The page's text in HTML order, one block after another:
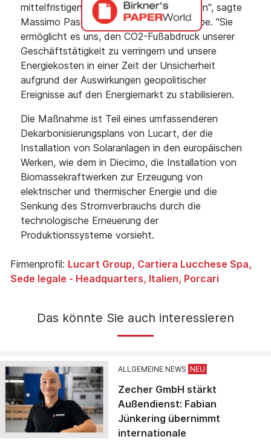
mittelfristigen Pläne zur Energiewende ein", sagte
Massimo Pasquini, CEO der Lucart-Gruppe. "Sie
ermöglicht es uns, den CO2-Fußabdruck unserer
Geschäftstätigkeit zu verringern und unsere
Energiekosten in einer Zeit der Unsicherheit
aufgrund der Auswirkungen geopolitischer
Ereignisse auf den Energiemarkt zu stabilisieren.
Die Maßnahme ist Teil eines umfassenderen
Dekarbonisierungsplans von Lucart, der die
Installation von Solaranlagen in den europäischen
Werken, wie dem in Diecimo, die Installation von
Biomassekraftwerken zur Erzeugung von
elektrischer und thermischer Energie und die
Senkung des Stromverbrauchs durch die
technologische Erneuerung der
Produktionssysteme vorsieht.
Firmenprofil: Lucart Group, Cartiera Lucchese Spa,
Sede legale - Headquarters, Italien, Porcari
Das könnte Sie auch interessieren
ALLGEMEINE NEWS
Zecher GmbH stärkt
Außendienst: Fabian
Jünkering übernimmt
internationale